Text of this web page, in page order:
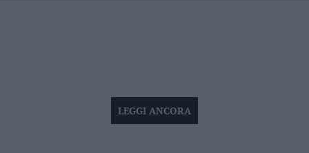
LEGGI ANCORA